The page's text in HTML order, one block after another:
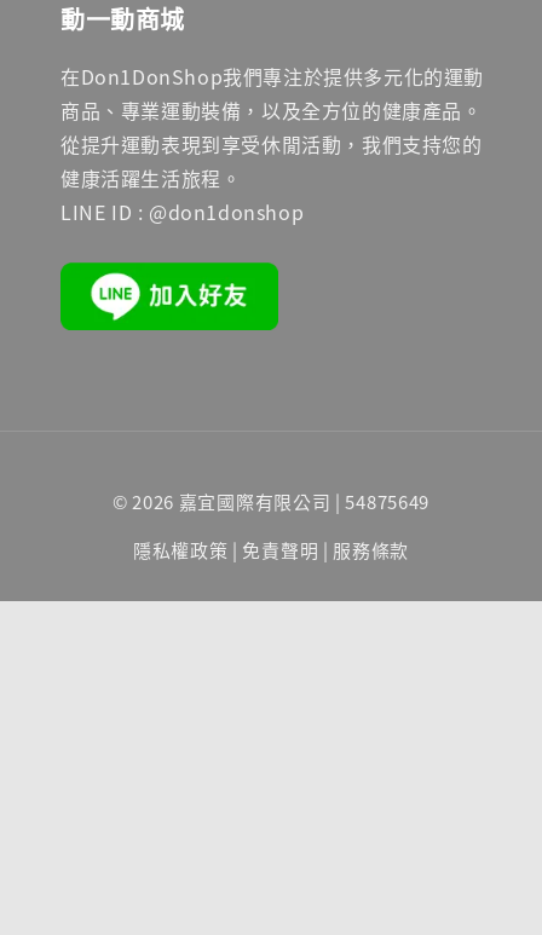
動一動商城
在Don1DonShop我們專注於提供多元化的運動
商品、專業運動裝備，以及全方位的健康產品。
從提升運動表現到享受休閒活動，我們支持您的
健康活躍生活旅程。
LINE ID : @don1donshop
© 2026 嘉宜國際有限公司 | 54875649
隱私權政策 | 免責聲明 | 服務條款